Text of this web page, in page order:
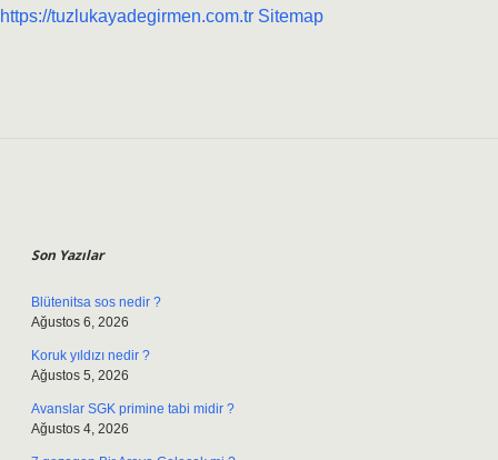
https://tuzlukayadegirmen.com.tr Sitemap
Son Yazılar
Blütenitsa sos nedir ?
Ağustos 6, 2026
Koruk yıldızı nedir ?
Ağustos 5, 2026
Avanslar SGK primine tabi midir ?
Ağustos 4, 2026